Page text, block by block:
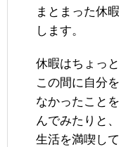
まとまった休
します。
休暇はちょっ
この間に自分
なかったこと
んでみたりと
生活を満喫し